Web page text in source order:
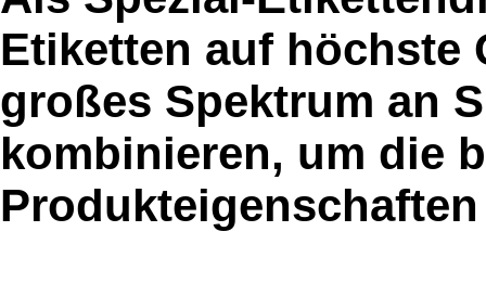
Etiketten auf höchste
großes Spektrum an
kombinieren, um die